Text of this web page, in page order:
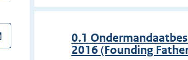
0.1
2016 (Founding